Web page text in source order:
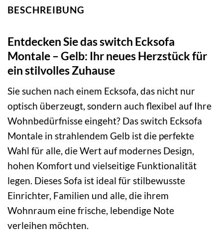
BESCHREIBUNG
Entdecken Sie das switch Ecksofa
Montale – Gelb: Ihr neues Herzstück für
ein stilvolles Zuhause
Sie suchen nach einem Ecksofa, das nicht nur
optisch überzeugt, sondern auch flexibel auf Ihre
Wohnbedürfnisse eingeht? Das switch Ecksofa
Montale in strahlendem Gelb ist die perfekte
Wahl für alle, die Wert auf modernes Design,
hohen Komfort und vielseitige Funktionalität
legen. Dieses Sofa ist ideal für stilbewusste
Einrichter, Familien und alle, die ihrem
Wohnraum eine frische, lebendige Note
verleihen möchten.